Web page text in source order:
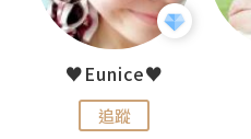
♥Eunice♥
追蹤